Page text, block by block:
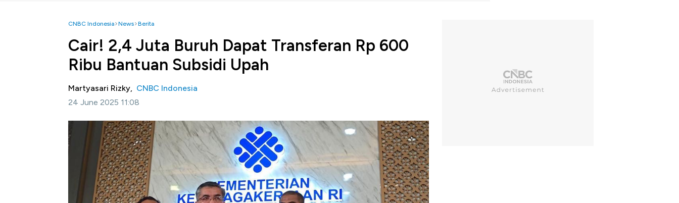
CNBC Indonesia News Berita
Cair! 2,4 Juta Buruh Dapat Transferan Rp 600
Ribu Bantuan Subsidi Upah
Martyasari Rizky, CNBC Indonesia
24 June 2025 11:08